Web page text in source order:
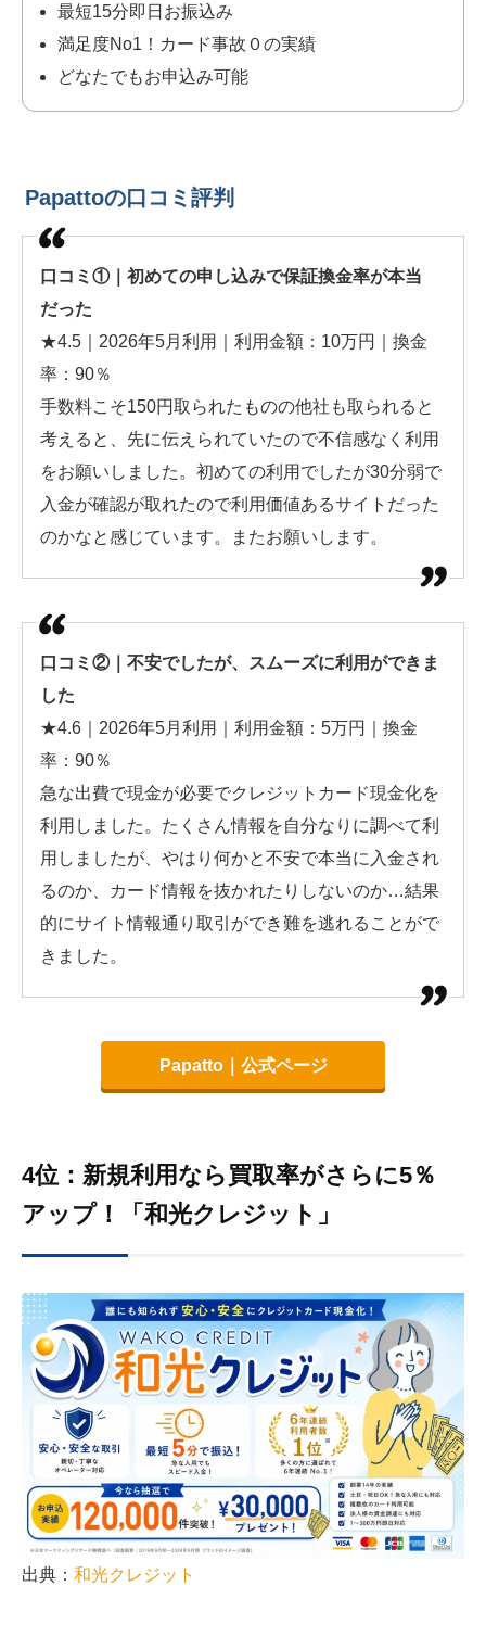
最短15分即日お振込み
満足度No1！カード事故０の実績
どなたでもお申込み可能
Papattoの口コミ評判
口コミ①｜初めての申し込みで保証換金率が本当
だった
★4.5｜2026年5月利用｜利用金額：10万円｜換金
率：90％
手数料こそ150円取られたものの他社も取られると
考えると、先に伝えられていたので不信感なく利用
をお願いしました。初めての利用でしたが30分弱で
入金が確認が取れたので利用価値あるサイトだった
のかなと感じています。またお願いします。
口コミ②｜不安でしたが、スムーズに利用ができま
した
★4.6｜2026年5月利用｜利用金額：5万円｜換金
率：90％
急な出費で現金が必要でクレジットカード現金化を
利用しました。たくさん情報を自分なりに調べて利
用しましたが、やはり何かと不安で本当に入金され
るのか、カード情報を抜かれたりしないのか…結果
的にサイト情報通り取引ができ難を逃れることがで
きました。
Papatto｜公式ページ
4位：新規利用なら買取率がさらに5％
アップ！「和光クレジット」
出典： 和光クレジット